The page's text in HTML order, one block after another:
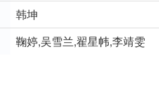
韩坤
鞠婷,吴雪兰,翟星帏,李靖雯